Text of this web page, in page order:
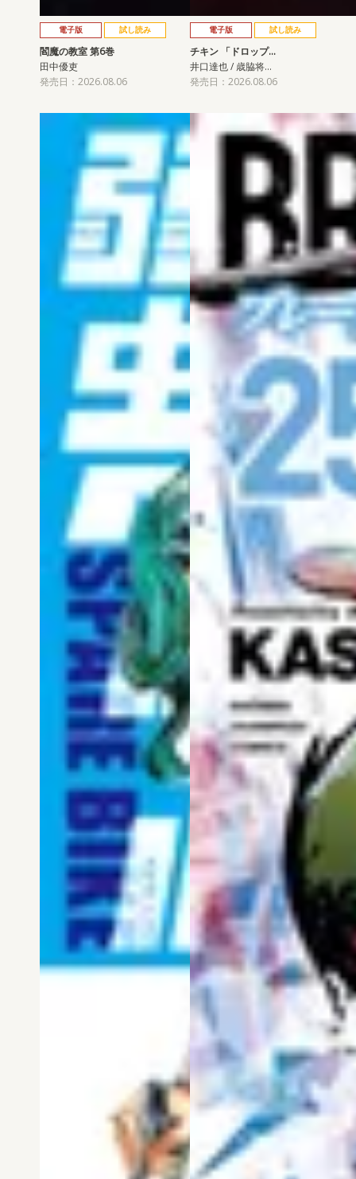
電子版 試し読み
閻魔の教室 第6巻
田中優吏
発売日：2026.08.06
電子版 試し読み
チキン 「ドロップ…
井口達也 / 歳脇将…
発売日：2026.08.06